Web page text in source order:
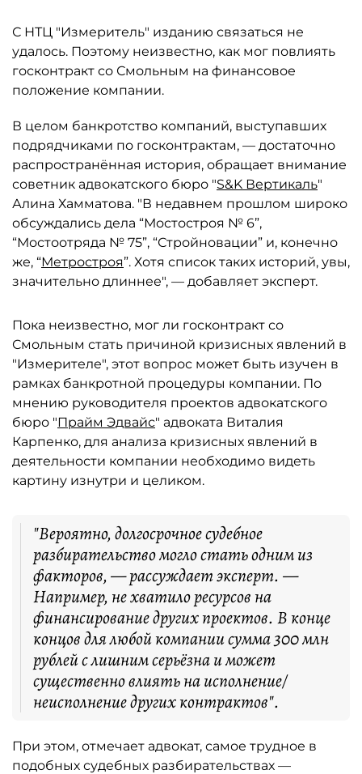
С НТЦ "Измеритель" изданию связаться не
удалось. Поэтому неизвестно, как мог повлиять
госконтракт со Смольным на финансовое
положение компании.
В целом банкротство компаний, выступавших
подрядчиками по госконтрактам, — достаточно
распространённая история, обращает внимание
советник адвокатского бюро "S&K Вертикаль"
Алина Хамматова. "В недавнем прошлом широко
обсуждались дела “Мостостроя № 6”,
“Мостоотряда № 75”, “Стройновации” и, конечно
же, “Метростроя”. Хотя список таких историй, увы,
значительно длиннее", — добавляет эксперт.
Пока неизвестно, мог ли госконтракт со
Смольным стать причиной кризисных явлений в
"Измерителе", этот вопрос может быть изучен в
рамках банкротной процедуры компании. По
мнению руководителя проектов адвокатского
бюро "Прайм Эдвайс" адвоката Виталия
Карпенко, для анализа кризисных явлений в
деятельности компании необходимо видеть
картину изнутри и целиком.
"Вероятно, долгосрочное судебное
разбирательство могло стать одним из
факторов, — рассуждает эксперт. —
Например, не хватило ресурсов на
финансирование других проектов. В конце
концов для любой компании сумма 300 млн
рублей с лишним серьёзна и может
существенно влиять на исполнение/
неисполнение других контрактов".
При этом, отмечает адвокат, самое трудное в
подобных судебных разбирательствах —